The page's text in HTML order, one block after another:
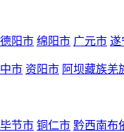
德阳市 绵阳市 广元市 遂
市 资阳市 阿坝藏族羌
毕节市 铜仁市 黔西南布